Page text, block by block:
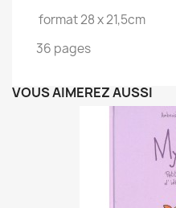
format 28 x 21,5cm
36 pages
VOUS AIMEREZ AUSSI